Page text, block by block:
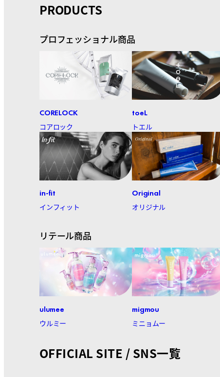
PRODUCTS
プロフェッショナル商品
CORELOCK
コアロック
toeL
トエル
in-fit
インフィット
Original
オリジナル
リテール商品
ulumee
ウルミー
migmou
ミニョムー
OFFICIAL SITE / SNS一覧